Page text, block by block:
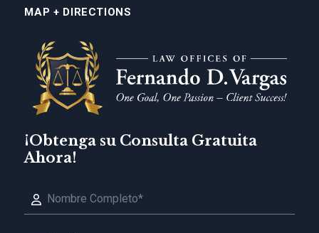
MAP + DIRECTIONS
¡Obtenga su Consulta Gratuita
Ahora!